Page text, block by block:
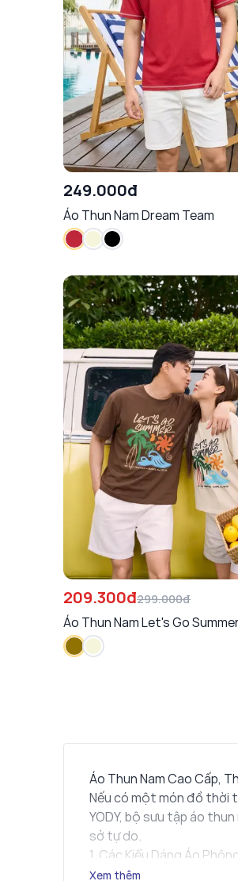
249.000đ
Áo Thun Nam Dream Team
209.300đ299.000đ
Áo Thun Nam Let's Go
Áo Thun Nam Cao Cấp,
Nếu có một món đồ thời
YODY, bộ sưu tập áo
sở tự do.
1. Các Kiểu Dáng Áo
Dẫn đầu xu hướng thời
Xem thêm